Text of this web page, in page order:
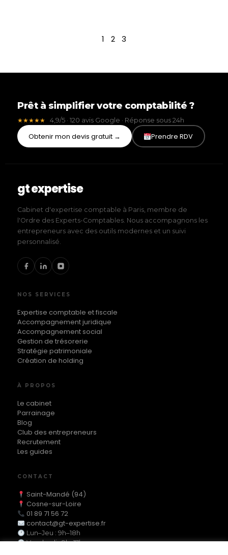
1 2 3
Prêt à simplifier votre comptabilité ?
★★★★★ 4,9/5 · 120 avis Google · Réponse sous 24h
Obtenir mon devis gratuit → Prendre RDV
gt expertise
Cabinet d'expertise comptable à Paris, membre de
l'Ordre des Experts-Comptables. Nous accompagnons les
entrepreneurs avec des outils modernes et un suivi
personnalisé.
NOS SERVICES
Expertise comptable et fiscale
Accompagnement juridique
Accompagnement social
Gestion de trésorerie
Stratégie patrimoniale
Création de holding
À PROPOS
Le cabinet
Parrainage
Blog
Club des entrepreneurs
Recrutement
Les guides
CONTACT
Saint-Mandé (94)
Cosne-sur-Loire
01 89 71 56 72
contact@gt-expertise.fr
Lun–Jeu : 9h–18h
Vendredi : 9h–17h